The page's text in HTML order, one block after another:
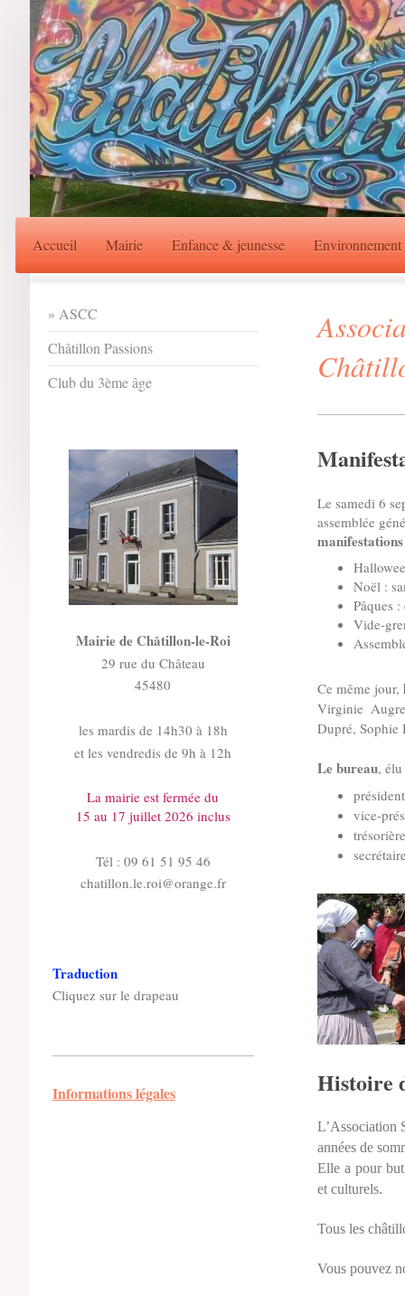
Accueil Mairie Enfance & jeunesse Environnement
Le samedi 6
assemblée
Noël :
Pâques
Vide-
Ce même jour,
Virginie
Dupré, Sophie
Le bureau,
vice-
Histoire
L’Association
années de
Elle a pour
et culturels.
Tous les
Vous pouvez
ASCC
Châtillon Passions
Club du 3ème âge
Mairie de Châtillon-le-Roi
29 rue du Château
45480
les mardis de 14h30 à 18h
et les vendredis de 9h à 12h
La mairie est fermée du
15 au 17 juillet 2026 inclus
Tél : 09 61 51 95 46
chatillon.le.roi@orange.fr
Traduction
Cliquez sur le drapeau
Informations légales